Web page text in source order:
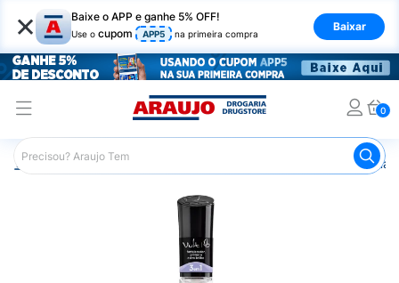
× Baixe o APP e ganhe 5% OFF!
Use o cupom APP5 na primeira compra
Baixar
0
Araujo Beleza e Cuidados